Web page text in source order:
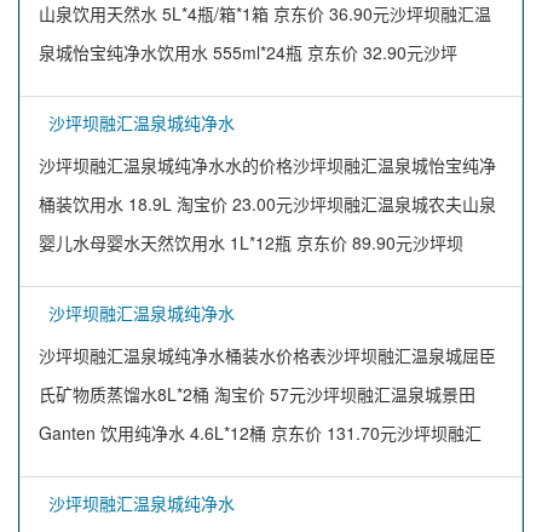
山泉饮用天然水 5L*4瓶/箱*1箱 京东价 36.90元沙坪坝融汇温
泉城怡宝纯净水饮用水 555ml*24瓶 京东价 32.90元沙坪
沙坪坝融汇温泉城纯净水
沙坪坝融汇温泉城纯净水水的价格沙坪坝融汇温泉城怡宝纯净
桶装饮用水 18.9L 淘宝价 23.00元沙坪坝融汇温泉城农夫山泉
婴儿水母婴水天然饮用水 1L*12瓶 京东价 89.90元沙坪坝
沙坪坝融汇温泉城纯净水
沙坪坝融汇温泉城纯净水桶装水价格表沙坪坝融汇温泉城屈臣
氏矿物质蒸馏水8L*2桶 淘宝价 57元沙坪坝融汇温泉城景田
Ganten 饮用纯净水 4.6L*12桶 京东价 131.70元沙坪坝融汇
沙坪坝融汇温泉城纯净水